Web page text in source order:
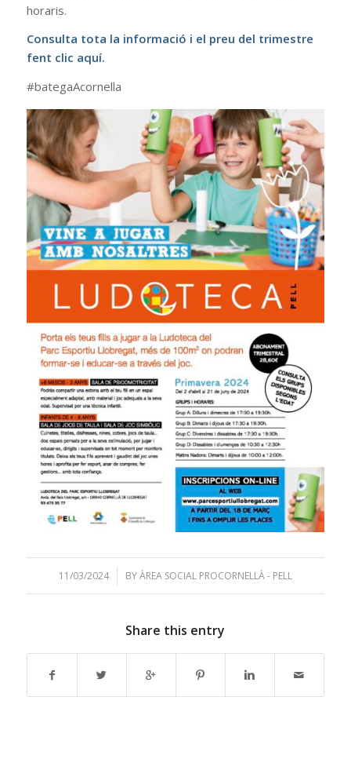
horaris.
Consulta tota la informació i el preu del trimestre
fent clic aquí.
#bategaAcornella
11/03/2024
/ BYÀREA SOCIAL PROCORNELLÀ - PELL
Share this entry